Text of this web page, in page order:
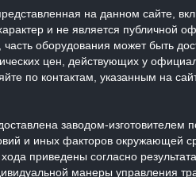
на данном сайте,
и не является публичной
оборудования может быть
цен, действующих у
по контактам, указанным на
заводом-изготовителем
и иных факторов окружающей
приведены согласно
манеры управления